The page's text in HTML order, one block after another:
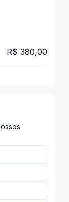
R$ 380,00